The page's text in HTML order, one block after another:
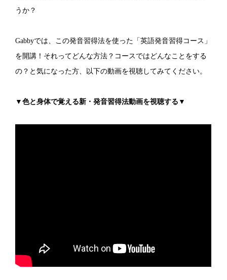
うか？
Gabbyでは、この発音習得法を使った「英語発音習得コース」
を開講！それってどんな方法？コースではどんなことをする
の？と気になった方、以下の動画を視聴してみてください。
▼色と身体で覚える新・発音習得法動画を視聴する▼